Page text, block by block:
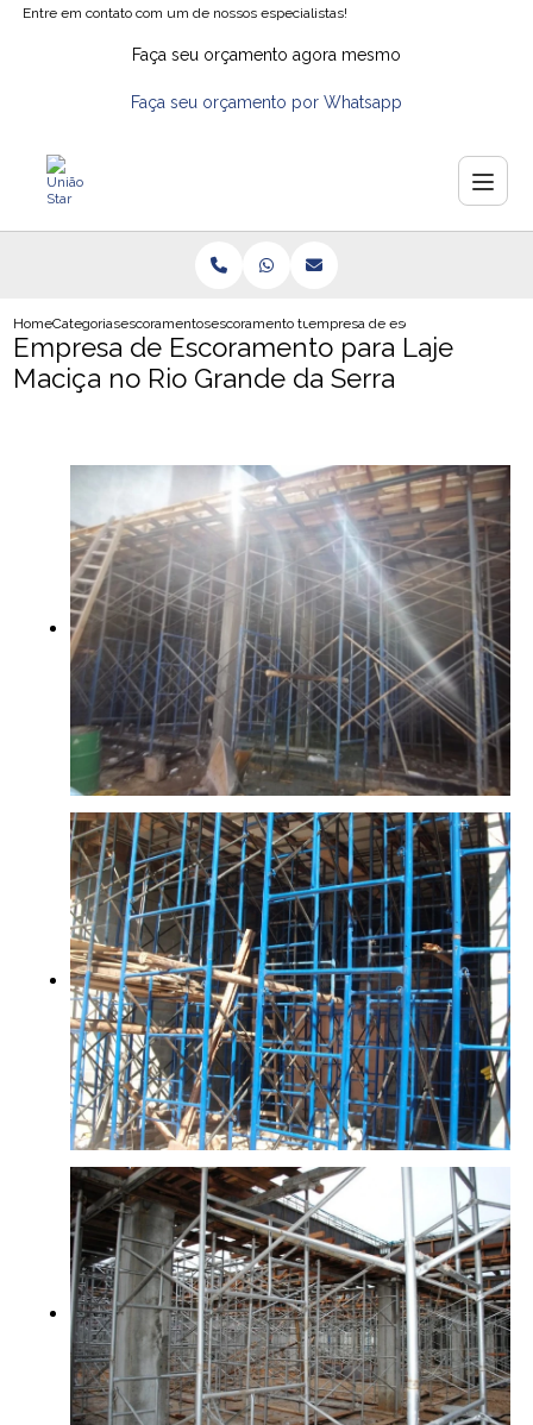
Entre em contato com um de nossos especialistas!
Faça seu orçamento agora mesmo
Faça seu orçamento por Whatsapp
HomeCategoriasescoramentosescoramento tubularempresa de escoramento para
Empresa de Escoramento para Laje
Maciça no Rio Grande da Serra